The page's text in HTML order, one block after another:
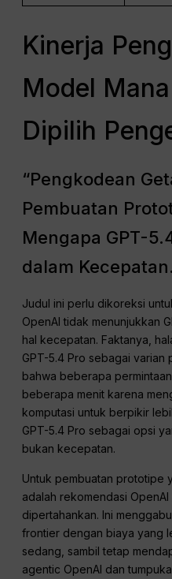
Kinerja
Model
Dipilih
“Pengkodean
Pembuatan
Mengapa GPT-
dalam Kecepatan.
Judul ini perlu dikoreksi
OpenAI tidak menunjukkan
hal kecepatan. Faktanya,
GPT-5.4 Pro sebagai varian
bahwa beberapa
beberapa menit karena
komputasi untuk berpikir
GPT-5.4 Pro sebagai opsi
bukan kecepatan.
Untuk pembuatan prototipe
adalah rekomendasi
dipertahankan. Ini
frontier dengan biaya yang
sedang, sambil tetap
agentic OpenAI dan